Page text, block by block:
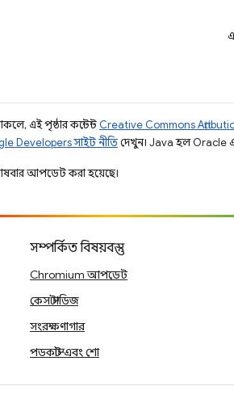
এই পৃষ্ঠার কন্টেন্ট Creative Commons
Developers সাইট নীতিদেখুন। Java হল Oracle
আপডেট করা হয়েছে।
সম্পর্কিত বিষয়বস্তু
Chromium আপডেট
কেস স্টাডিজ
সংরক্ষণাগার
পডকাস্ট এবং শো